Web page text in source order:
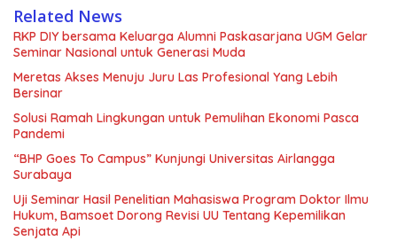
Related News
RKP DIY bersama Keluarga Alumni Paskasarjana UGM Gelar
Seminar Nasional untuk Generasi Muda
Meretas Akses Menuju Juru Las Profesional Yang Lebih
Bersinar
Solusi Ramah Lingkungan untuk Pemulihan Ekonomi Pasca
Pandemi
“BHP Goes To Campus” Kunjungi Universitas Airlangga
Surabaya
Uji Seminar Hasil Penelitian Mahasiswa Program Doktor Ilmu
Hukum, Bamsoet Dorong Revisi UU Tentang Kepemilikan
Senjata Api